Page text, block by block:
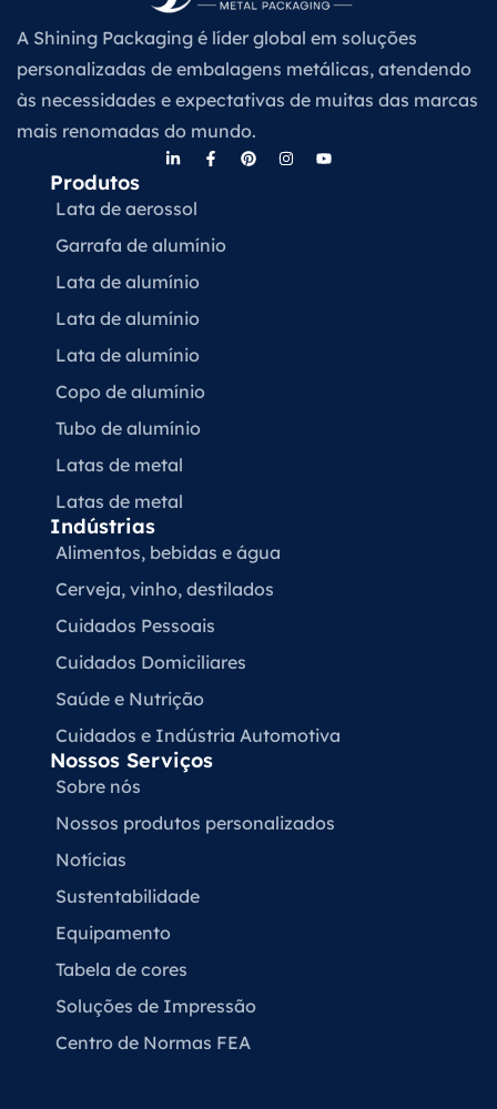
A Shining Packaging é líder global em soluções
personalizadas de embalagens metálicas, atendendo
às necessidades e expectativas de muitas das marcas
mais renomadas do mundo.
Produtos
Lata de aerossol
Garrafa de alumínio
Lata de alumínio
Lata de alumínio
Lata de alumínio
Copo de alumínio
Tubo de alumínio
Latas de metal
Latas de metal
Indústrias
Alimentos, bebidas e água
Cerveja, vinho, destilados
Cuidados Pessoais
Cuidados Domiciliares
Saúde e Nutrição
Cuidados e Indústria Automotiva
Nossos Serviços
Sobre nós
Nossos produtos personalizados
Notícias
Sustentabilidade
Equipamento
Tabela de cores
Soluções de Impressão
Centro de Normas FEA